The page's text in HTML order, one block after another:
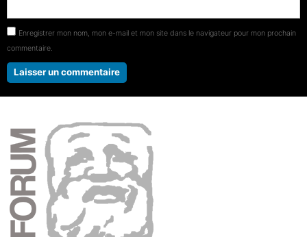
Enregistrer mon nom, mon e-mail et mon site dans le navigateur pour mon prochain
commentaire.